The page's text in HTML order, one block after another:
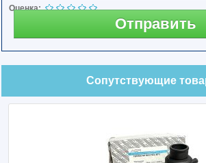
Оценка:
Отправить
Сопутствующие